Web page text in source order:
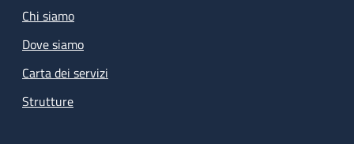
Chi siamo
Dove siamo
Carta dei servizi
Strutture